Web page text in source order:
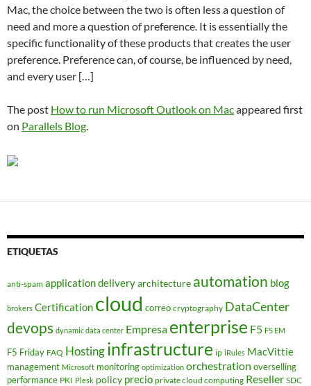
Mac, the choice between the two is often less a question of
need and more a question of preference. It is essentially the
specific functionality of these products that creates the user
preference. Preference can, of course, be influenced by need,
and every user […]
The post How to run Microsoft Outlook on Macappeared first
on Parallels Blog.
ETIQUETAS
anti-spam application deliveryarchitecture automation blog
brokers Certification cloud correo cryptography DataCenter
devops dynamic data center Empresa enterprise F5 F5 EM
F5 Friday FAQ Hostinginfrastructure ip iRules MacVittie
management Microsoft monitoring optimization orchestration overselling
performance PKI Plesk policy precio private cloud computing Reseller SDC